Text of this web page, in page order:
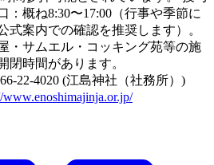
：概ね8:30〜17:00（行事や季節に
式案内での確認を推奨します）。
・サムエル・コッキング苑等の施
閉時間があります。
22-4020 (江島神社（社務所）)
www.enoshimajinja.or.jp/